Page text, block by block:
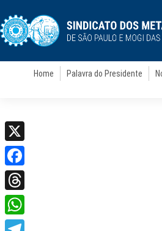
Home Palavra do Presidente
X
Facebook
Threads
WhatsApp